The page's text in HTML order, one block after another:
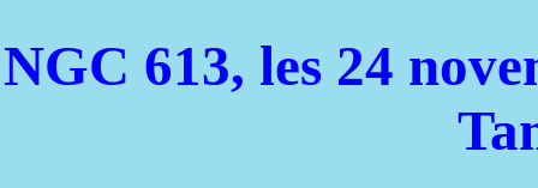
NGC 613, les 24